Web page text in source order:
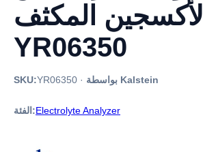
الأكسجين المكثف
YR06350
SKU:YR06350 · بواسطة Kalstein
الفئة:Electrolyte Analyzer